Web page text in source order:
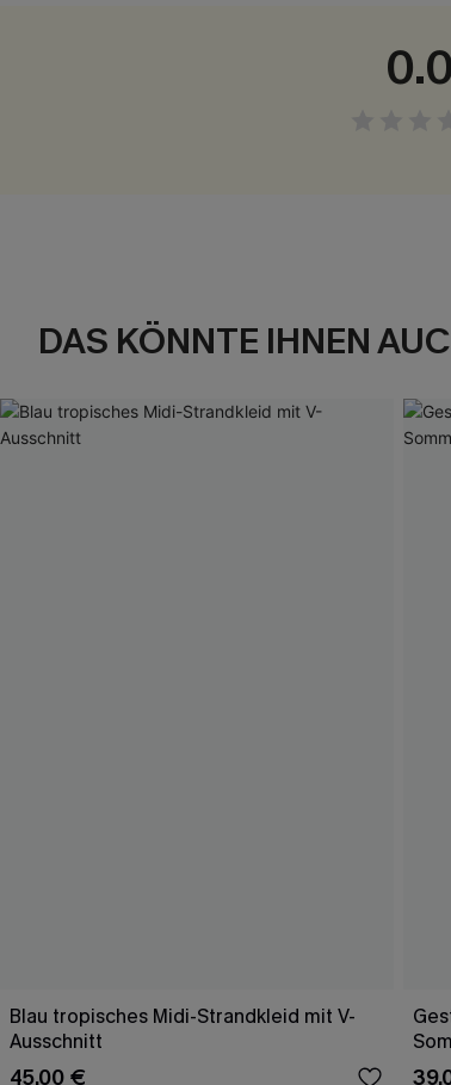
0.0
DAS KÖNNTE IHNEN
Blau tropisches Midi-Strandkleid mit V-
Ausschnitt
45,00 €